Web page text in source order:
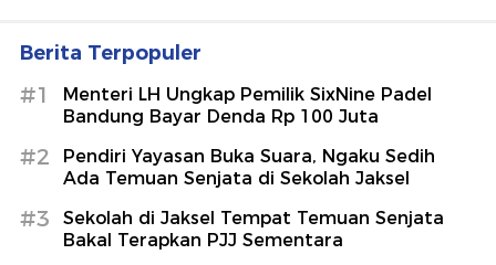
Berita Terpopuler
#1
Menteri LH Ungkap Pemilik SixNine Padel
Bandung Bayar Denda Rp 100 Juta
#2
Pendiri Yayasan Buka Suara, Ngaku Sedih
Ada Temuan Senjata di Sekolah Jaksel
#3
Sekolah di Jaksel Tempat Temuan Senjata
Bakal Terapkan PJJ Sementara